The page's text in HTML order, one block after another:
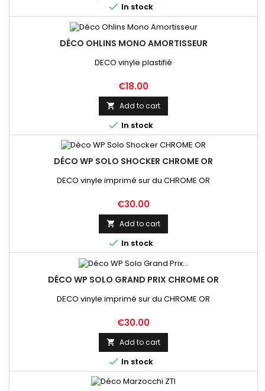
 In stock
DÉCO OHLINS MONO AMORTISSEUR
DECO vinyle plastifié
Price
€18.00
 Add to cart
 In stock
DÉCO WP SOLO SHOCKER CHROME OR
DECO vinyle imprimé sur du CHROME OR
Price
€30.00
 Add to cart
 In stock
DÉCO WP SOLO GRAND PRIX CHROME OR
DECO vinyle imprimé sur du CHROME OR
Price
€30.00
 Add to cart
 In stock